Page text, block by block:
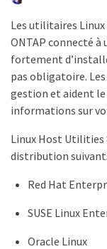
Les utilitaires
ONTAP connecté à
fortement
pas obligatoire.
gestion et aident
informations sur
Linux Host Utilities
distribution
Red Hat
SUSE Linux
Oracle Linux